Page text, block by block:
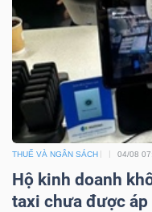
THUẾ VÀ NGÂN SÁCH 04/08
Hộ kinh doanh
taxi chưa được
chính
Công
cụ
đầu